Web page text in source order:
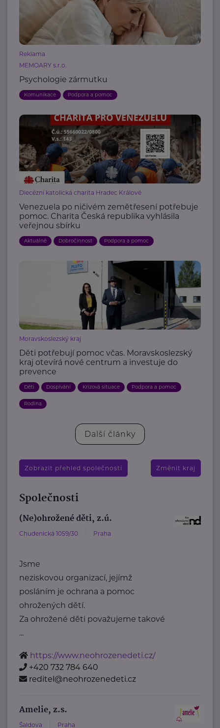
Reklama
MEMOARY s.r.o.
Psychologie zármutku
Komunikace Podpora a pomoc
Diecézní katolická charita Hradec Králové
Venezuela po ničivém zemětřesení potřebuje
pomoc. Charita Česká republika vyhlásila
veřejnou sbírku
Aktuálně Dobročinnost Podpora a pomoc
Moravskoslezský kraj
Děti potřebují pomoc včas. Moravskoslezský
kraj otevírá nové centrum a investuje do
prevence
Děti Dospívání Krizová situace Podpora a pomoc
Rodina
Další články
Zobrazit přehled společností Změnit kraj
Společnosti
(Ne)ohrožené děti, z.ú.
Chudenická 1059/30 Praha
Jsme
neziskovou organizací, jejímž
posláním je ochrana a pomoc
ohrožených dětí.
Za ohrožené děti považujeme takové
...
https://www.neohrozenedeti.cz/
+420 732 784 640
reditel@neohrozenedeti.cz
Amelie, z.s.
Šaldova Praha